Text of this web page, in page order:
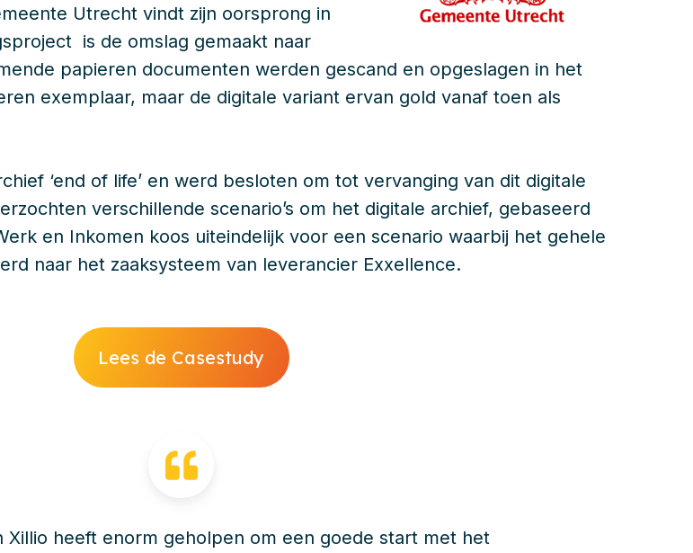
Utrecht vindt zijn oorsprong in
is de omslag gemaakt naar
papieren documenten werden gescand en opgeslagen in het
exemplaar, maar de digitale variant ervan gold vanaf toen als
‘end of life’ en werd besloten om tot vervanging van dit digitale
verschillende scenario’s om het digitale archief, gebaseerd
en Inkomen koos uiteindelijk voor een scenario waarbij het gehele
naar het zaaksysteem van leverancier Exxellence.
Lees de Casestudy
Xillio heeft enorm geholpen om een goede start met het